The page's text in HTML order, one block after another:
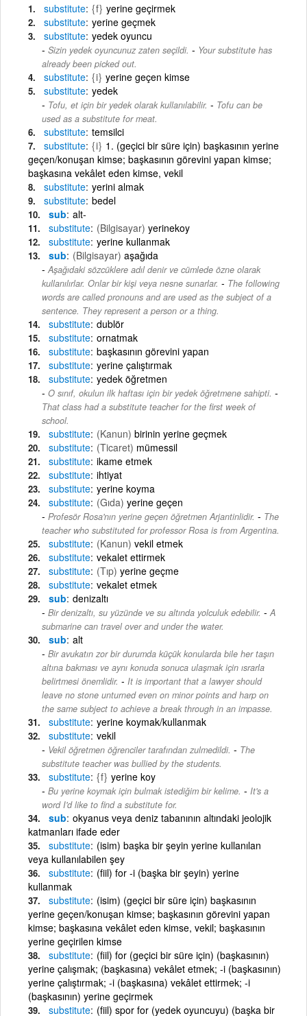
substitute {f} yerine geçirmek
substitute yerine geçmek
substitute yedek oyuncu
Sizin yedek oyuncunuz zaten seçildi. - Your substitute has
already been picked out.
substitute {i} yerine geçen kimse
substitute yedek
Tofu, et için bir yedek olarak kullanılabilir. - Tofu can be
used as a substitute for meat.
substitute temsilci
substitute {i} 1. (geçici bir süre için) başkasının yerine
geçen/konuşan kimse; başkasının görevini yapan kimse;
başkasına vekâlet eden kimse, vekil
substitute yerini almak
substitute bedel
sub alt-
substitute (Bilgisayar) yerinekoy
substitute yerine kullanmak
sub (Bilgisayar) aşağıda
Aşağıdaki sözcüklere adıl denir ve cümlede özne olarak
kullanılırlar. Onlar bir kişi veya nesne sunarlar. - The following
words are called pronouns and are used as the subject of a
sentence. They represent a person or a thing.
substitute dublör
substitute ornatmak
substitute başkasının görevini yapan
substitute yerine çalıştırmak
substitute yedek öğretmen
O sınıf, okulun ilk haftası için bir yedek öğretmene sahipti. -
That class had a substitute teacher for the first week of
school.
substitute (Kanun) birinin yerine geçmek
substitute (Ticaret) mümessil
substitute ikame etmek
substitute ihtiyat
substitute yerine koyma
substitute (Gıda) yerine geçen
Profesör Rosa'nın yerine geçen öğretmen Arjantinlidir. - The
teacher who substituted for professor Rosa is from Argentina.
substitute (Kanun) vekil etmek
substitute vekalet ettirmek
substitute (Tıp) yerine geçme
substitute vekalet etmek
sub denizaltı
Bir denizaltı, su yüzünde ve su altında yolculuk edebilir. - A
submarine can travel over and under the water.
sub alt
Bir avukatın zor bir durumda küçük konularda bile her taşın
altına bakması ve aynı konuda sonuca ulaşmak için ısrarla
belirtmesi önemlidir. - It is important that a lawyer should
leave no stone unturned even on minor points and harp on
the same subject to achieve a break through in an impasse.
substitute yerine koymak/kullanmak
substitute vekil
Vekil öğretmen öğrenciler tarafından zulmedildi. - The
substitute teacher was bullied by the students.
substitute {f} yerine koy
Bu yerine koymak için bulmak istediğim bir kelime. - It's a
word I'd like to find a substitute for.
sub okyanus veya deniz tabanının altındaki jeolojik
katmanları ifade eder
substitute (isim) başka bir şeyin yerine kullanılan
veya kullanılabilen şey
substitute (fiil) for -i (başka bir şeyin) yerine
kullanmak
substitute (isim) (geçici bir süre için) başkasının
yerine geçen/konuşan kimse; başkasının görevini yapan
kimse; başkasına vekâlet eden kimse, vekil; başkasının
yerine geçirilen kimse
substitute (fiil) for (geçici bir süre için) (başkasının)
yerine çalışmak; (başkasına) vekâlet etmek; -i (başkasının)
yerine çalıştırmak; -i (başkasına) vekâlet ettirmek; -i
(başkasının) yerine geçirmek
substitute (fiil) spor for (yedek oyuncuyu) (başka bir